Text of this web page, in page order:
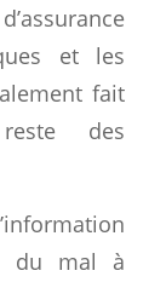
et les
fait
des
du mal à